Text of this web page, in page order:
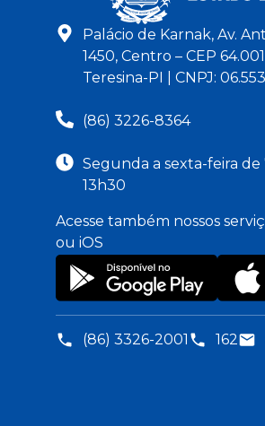
Palácio de Karnak, Av.
1450, Centro – CEP
Teresina-PI | CNPJ:
(86) 3226-8364
Segunda a sexta-feira de
13h30
Acesse também nossos
ou iOS
(86) 3326-2001 162